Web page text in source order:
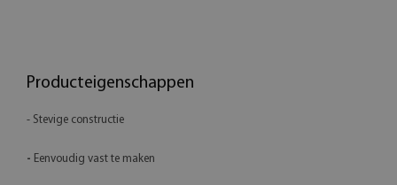
Producteigenschappen
- Stevige constructie
- Eenvoudig vast te maken